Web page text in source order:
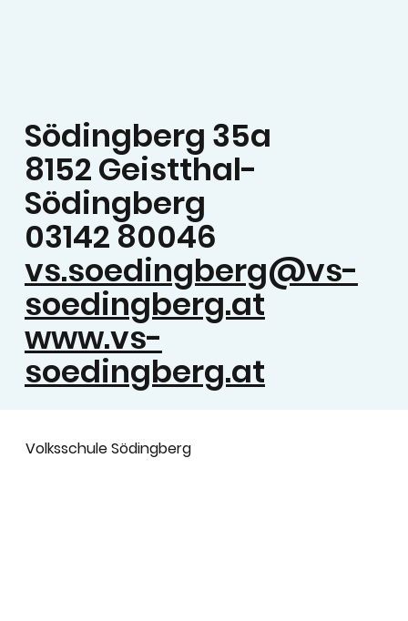
Volksschule Södingberg
Södingberg 35a
8152 Geistthal-
Södingberg
03142 80046
vs.soedingberg@vs-
soedingberg.at
www.vs-
soedingberg.at